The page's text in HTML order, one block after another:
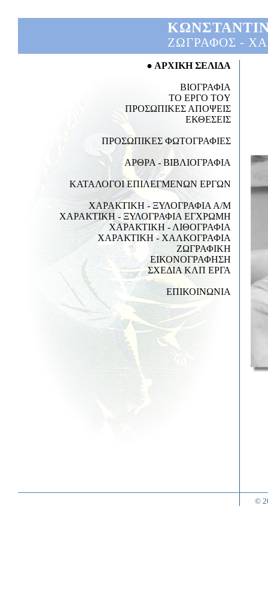
©
ΖΩΓΡΑΦΟΣ -
● ΑΡΧΙΚΗ ΣΕΛΙΔΑ
ΒΙΟΓΡΑΦΙΑ
TO ΕΡΓΟ TOY
ΠΡΟΣΩΠΙΚΕΣ ΑΠΟΨΕΙΣ
ΕΚΘΕΣΕΙΣ
ΠΡΟΣΩΠΙΚΕΣ ΦΩΤΟΓΡΑΦΙΕΣ
ΑΡΘΡΑ - ΒΙΒΛΙΟΓΡΑΦΙΑ
ΚΑΤΑΛΟΓΟΙ ΕΠΙΛΕΓΜΕΝΩΝ ΕΡΓΩΝ
ΧΑΡΑΚΤΙΚΗ - ΞΥΛΟΓΡΑΦΙΑ Α/Μ
ΧΑΡΑΚΤΙΚΗ - ΞΥΛΟΓΡΑΦΙΑ ΕΓΧΡΩΜΗ
ΧΑΡΑΚΤΙΚΗ - ΛΙΘΟΓΡΑΦΙΑ
ΧΑΡΑΚΤΙΚΗ - ΧΑΛΚΟΓΡΑΦΙΑ
ΖΩΓΡΑΦΙΚΗ
ΕΙΚΟΝΟΓΡΑΦΗΣΗ
ΣΧΕΔΙΑ ΚΛΠ ΕΡΓΑ
ΕΠΙΚΟΙΝΩΝΙΑ